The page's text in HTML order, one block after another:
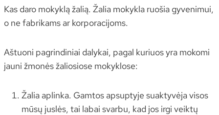
Kas daro mokyklą žalią. Žalia mokykla ruošia gyvenimui,
o ne fabrikams ar korporacijoms.
Aštuoni pagrindiniai dalykai, pagal kuriuos yra mokomi
jauni žmonės žaliosiose mokyklose:
Žalia aplinka. Gamtos apsuptyje suaktyvėja visos
mūsų juslės, tai labai svarbu, kad jos irgi veiktų